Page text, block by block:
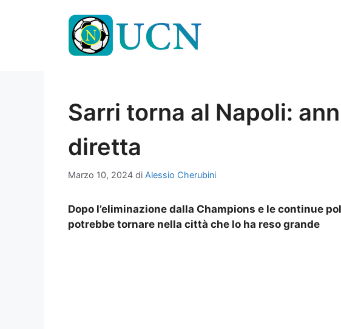
Sarri torna al Napoli:
diretta
Marzo 10, 2024 di Alessio Cherubini
Dopo l’eliminazione dalla Champions e le continue
potrebbe tornare nella città che lo ha reso grande